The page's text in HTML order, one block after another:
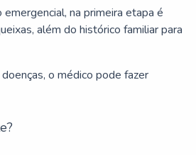
na primeira etapa é
além do histórico familiar para
o médico pode fazer